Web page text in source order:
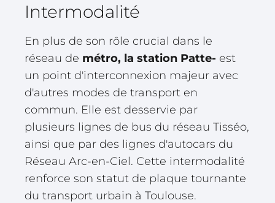
Intermodalité
En plus de son rôle crucial dans le
réseau de métro, la station Patte- est
un point d'interconnexion majeur avec
d'autres modes de transport en
commun. Elle est desservie par
plusieurs lignes de bus du réseau Tisséo,
ainsi que par des lignes d'autocars du
Réseau Arc-en-Ciel. Cette intermodalité
renforce son statut de plaque tournante
du transport urbain à Toulouse.